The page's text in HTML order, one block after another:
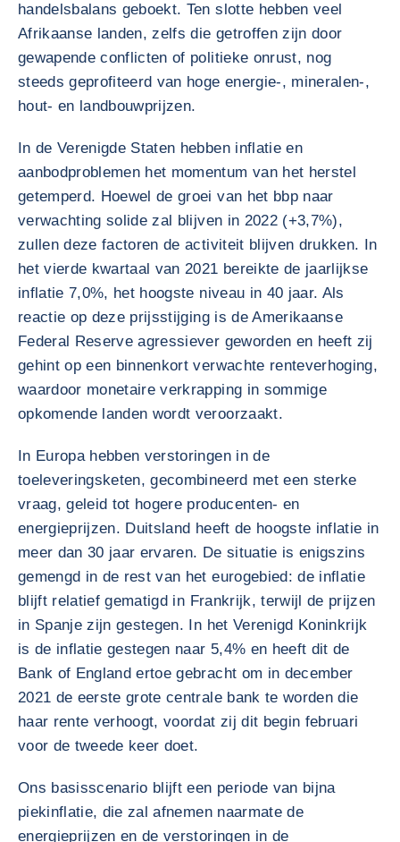
handelsbalans geboekt. Ten slotte hebben veel
Afrikaanse landen, zelfs die getroffen zijn door
gewapende conflicten of politieke onrust, nog
steeds geprofiteerd van hoge energie-, mineralen-,
hout- en landbouwprijzen.
In de Verenigde Staten hebben inflatie en
aanbodproblemen het momentum van het herstel
getemperd. Hoewel de groei van het bbp naar
verwachting solide zal blijven in 2022 (+3,7%),
zullen deze factoren de activiteit blijven drukken. In
het vierde kwartaal van 2021 bereikte de jaarlijkse
inflatie 7,0%, het hoogste niveau in 40 jaar. Als
reactie op deze prijsstijging is de Amerikaanse
Federal Reserve agressiever geworden en heeft zij
gehint op een binnenkort verwachte renteverhoging,
waardoor monetaire verkrapping in sommige
opkomende landen wordt veroorzaakt.
In Europa hebben verstoringen in de
toeleveringsketen, gecombineerd met een sterke
vraag, geleid tot hogere producenten- en
energieprijzen. Duitsland heeft de hoogste inflatie in
meer dan 30 jaar ervaren. De situatie is enigszins
gemengd in de rest van het eurogebied: de inflatie
blijft relatief gematigd in Frankrijk, terwijl de prijzen
in Spanje zijn gestegen. In het Verenigd Koninkrijk
is de inflatie gestegen naar 5,4% en heeft dit de
Bank of England ertoe gebracht om in december
2021 de eerste grote centrale bank te worden die
haar rente verhoogt, voordat zij dit begin februari
voor de tweede keer doet.
Ons basisscenario blijft een periode van bijna
piekinflatie, die zal afnemen naarmate de
energieprijzen en de verstoringen in de